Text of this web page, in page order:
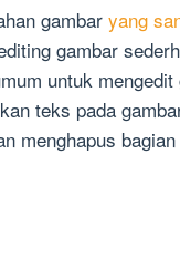
gambaryang
gambar
untuk
teks pada
menghapus